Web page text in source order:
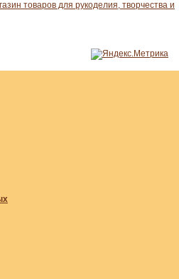
товаров для рукоделия, творчества и